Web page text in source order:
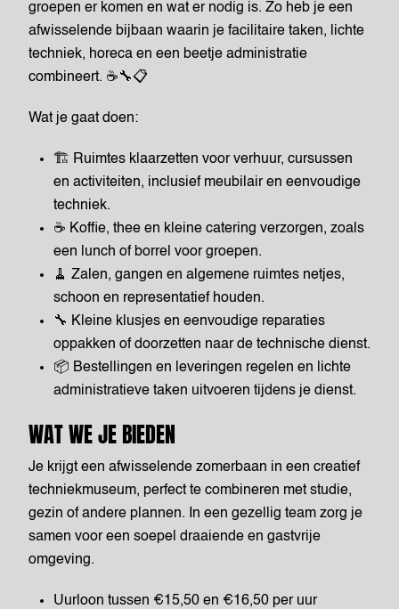
groepen er komen en wat er nodig is. Zo heb je een
afwisselende bijbaan waarin je facilitaire taken, lichte
techniek, horeca en een beetje administratie
combineert. ☕🔧📋
Wat je gaat doen:
🏗️ Ruimtes klaarzetten voor verhuur, cursussen
en activiteiten, inclusief meubilair en eenvoudige
techniek.
☕ Koffie, thee en kleine catering verzorgen, zoals
een lunch of borrel voor groepen.
🧹 Zalen, gangen en algemene ruimtes netjes,
schoon en representatief houden.
🔧 Kleine klusjes en eenvoudige reparaties
oppakken of doorzetten naar de technische dienst.
📦 Bestellingen en leveringen regelen en lichte
administratieve taken uitvoeren tijdens je dienst.
WAT WE JE BIEDEN
Je krijgt een afwisselende zomerbaan in een creatief
techniekmuseum, perfect te combineren met studie,
gezin of andere plannen. In een gezellig team zorg je
samen voor een soepel draaiende en gastvrije
omgeving.
Uurloon tussen €15,50 en €16,50 per uur